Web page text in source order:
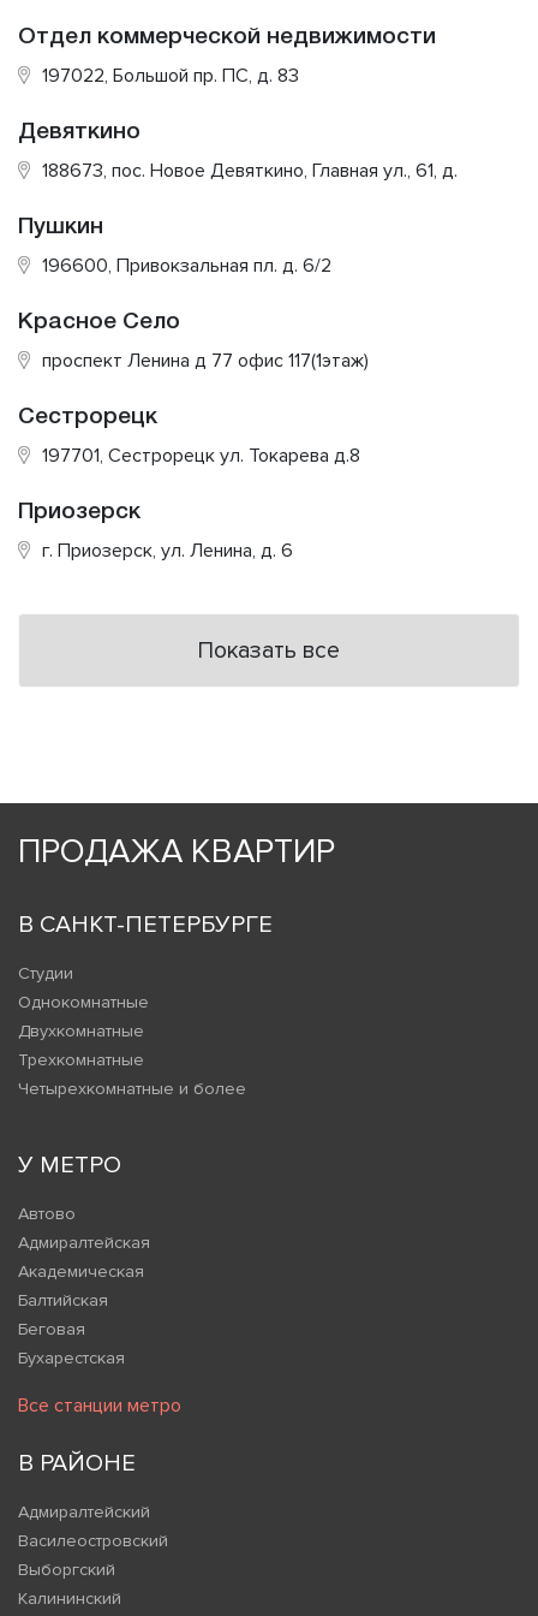
Отдел коммерческой недвижимости
197022, Большой пр. ПС, д. 83
Девяткино
188673, пос. Новое Девяткино, Главная ул., 61, д.
Пушкин
196600, Привокзальная пл. д. 6/2
Красное Село
проспект Ленина д 77 офис 117(1этаж)
Сестрорецк
197701, Сестрорецк ул. Токарева д.8
Приозерск
г. Приозерск, ул. Ленина, д. 6
Показать все
ПРОДАЖА КВАРТИР
В САНКТ-ПЕТЕРБУРГЕ
Студии
Однокомнатные
Двухкомнатные
Трехкомнатные
Четырехкомнатные и более
У МЕТРО
Автово
Адмиралтейская
Академическая
Балтийская
Беговая
Бухарестская
Все станции метро
В РАЙОНЕ
Адмиралтейский
Василеостровский
Выборгский
Калининский